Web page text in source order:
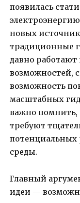
появилась
новых
традиционные
давно работают
возможностей,
возможность
масштабных
важно помнить,
требуют
среды.
Главный
идеи —